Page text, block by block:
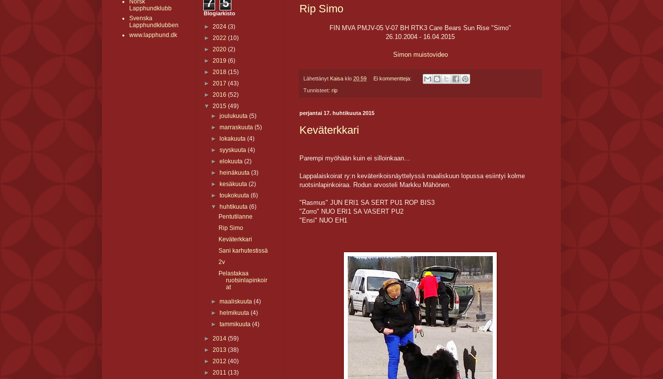
Rip Simo
FIN MVA PMJV-05 V-07 BH RTK3 Care Bears Sun Rise "Simo"
26.10.2004 - 16.04.2015
Simon muistovideo
Lähettänyt Kaisa klo 20.59 Ei kommentteja:
Tunnisteet: rip
perjantai 17. huhtikuuta 2015
Keväterkkari
Parempi myöhään kuin ei silloinkaan...
Lappalaiskoirat ry:n keväterikoisnäyttelyssä maaliskuun lopussa esiintyi kolme
ruotsinlapinkoiraa. Rodun arvosteli Markku Mähönen.
"Rasmus" JUN ERI1 SA SERT PU1 ROP BIS3
"Zorro" NUO ERI1 SA VASERT PU2
"Ensi" NUO EH1
Lapphundklubb
Svenska
Lapphundklubben
www.lapphund.dk
Blogiarkisto
► 2024 (3)
► 2022 (10)
► 2020 (2)
► 2019 (6)
► 2018 (15)
► 2017 (43)
► 2016 (52)
▼ 2015 (49)
►joulukuuta(5)
►marraskuuta(5)
►lokakuuta(4)
►syyskuuta(4)
►elokuuta(2)
►heinäkuuta(3)
►kesäkuuta(2)
►toukokuuta(6)
▼huhtikuuta(6)
Pentutilanne
Rip Simo
Keväterkkari
Sani karhutestissä
2v
Pelastakaa
ruotsinlapinkoir
at
►maaliskuuta(4)
►helmikuuta(4)
►tammikuuta(4)
► 2014 (59)
► 2013 (38)
► 2012 (40)
► 2011 (13)